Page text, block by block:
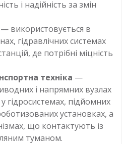
і надійність за змін
— використовується в
гідравлічних системах
де потрібні міцність
техніка —
і напрямних вузлах
гідросистемах, підйомних
установках, а
що контактують із
туманом.